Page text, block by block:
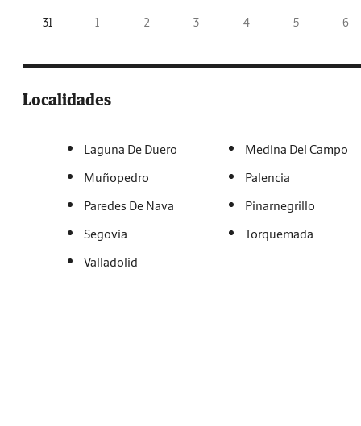
31 1 2 3 4 5 6
Localidades
Laguna De Duero
Medina Del Campo
Muñopedro
Palencia
Paredes De Nava
Pinarnegrillo
Segovia
Torquemada
Valladolid